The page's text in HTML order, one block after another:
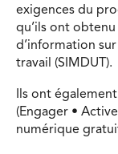
exigences du
qu’ils ont
d’information
travail (SIMDUT).
Ils ont
(Engager •
numérique